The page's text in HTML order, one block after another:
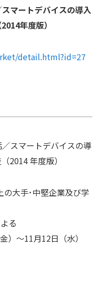
マートデバイスの導入
2014年度版）
detail.html?id=27
スマートデバイスの導
2014年度版）
の大手･中堅企業及び学
る
）～11月12日（水）